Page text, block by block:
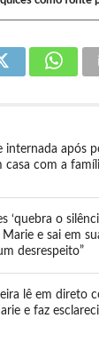
internada após
casa com a
‘quebra o
e sai em
desrespeito”
lê em direto
e faz